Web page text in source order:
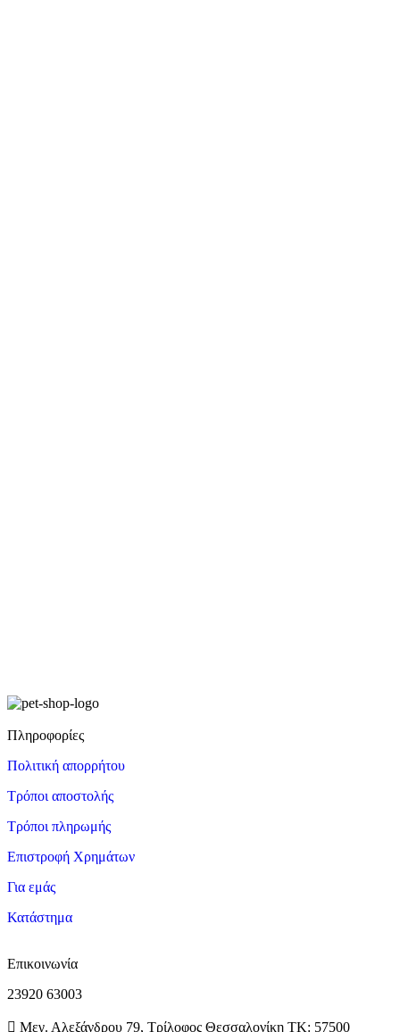
Πληροφορίες
Πολιτική απορρήτου
Τρόποι αποστολής
Τρόποι πληρωμής
Επιστροφή Χρημάτων
Για εμάς
Κατάστημα
Επικοινωνία
23920 63003
Μεγ. Αλεξάνδρου 79, Τρίλοφος Θεσσαλονίκη ΤΚ: 57500